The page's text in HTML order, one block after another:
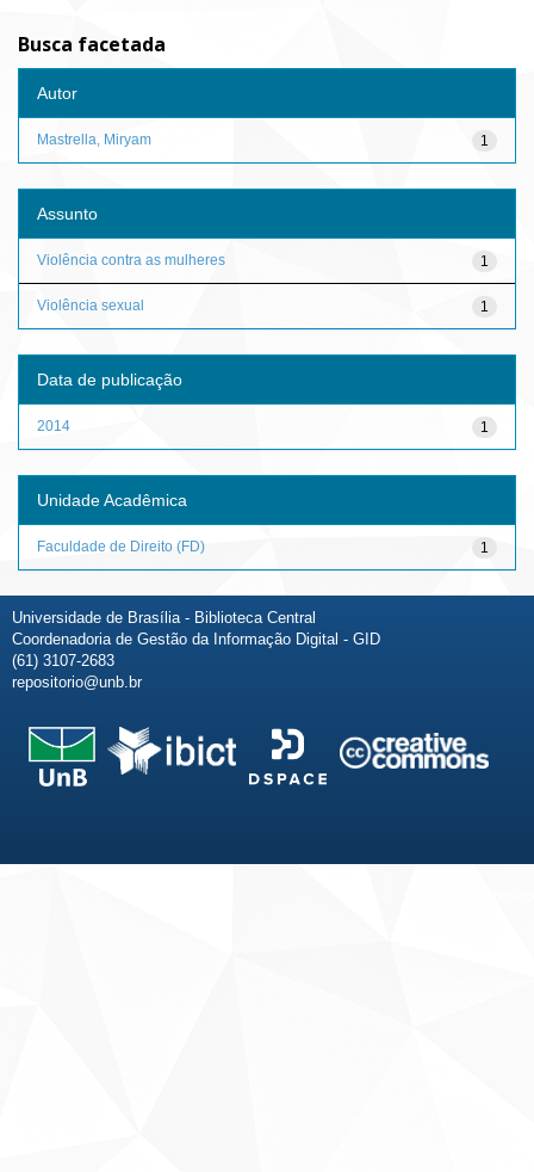
Busca facetada
Autor
1
Mastrella, Miryam
Assunto
1
Violência contra as mulheres
1
Violência sexual
Data de publicação
1
2014
Unidade Acadêmica
1
Faculdade de Direito (FD)
Universidade de Brasília - Biblioteca Central
Coordenadoria de Gestão da Informação Digital - GID
(61) 3107-2683
repositorio@unb.br